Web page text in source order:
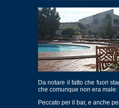
Da notare il fatto che fuori
che comunque non era
Peccato per il bar, e anche